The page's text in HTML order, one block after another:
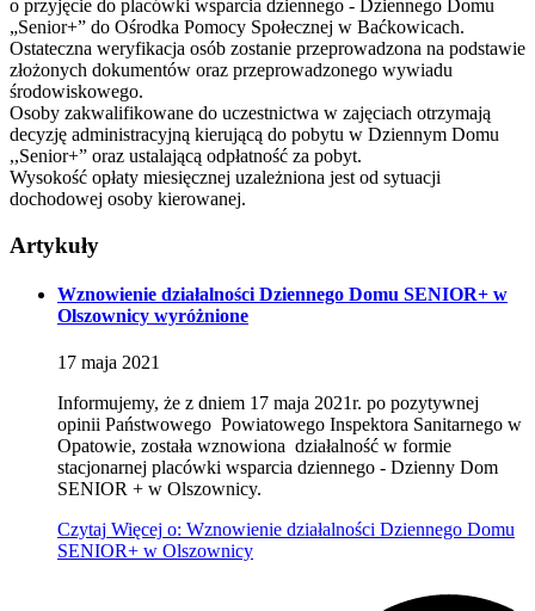
o przyjęcie do placówki wsparcia dziennego - Dziennego Domu
„Senior+” do Ośrodka Pomocy Społecznej w Baćkowicach.
Ostateczna weryfikacja osób zostanie przeprowadzona na podstawie
złożonych dokumentów oraz przeprowadzonego wywiadu
środowiskowego.
Osoby zakwalifikowane do uczestnictwa w zajęciach otrzymają
decyzję administracyjną kierującą do pobytu w Dziennym Domu
,,Senior+” oraz ustalającą odpłatność za pobyt.
Wysokość opłaty miesięcznej uzależniona jest od sytuacji
dochodowej osoby kierowanej.
Artykuły
Wznowienie działalności Dziennego Domu SENIOR+ w
Olszownicy wyróżnione
17 maja 2021
Informujemy, że z dniem 17 maja 2021r. po pozytywnej
opinii Państwowego Powiatowego Inspektora Sanitarnego w
Opatowie, została wznowiona działalność w formie
stacjonarnej placówki wsparcia dziennego - Dzienny Dom
SENIOR + w Olszownicy.
Czytaj Więcej o: Wznowienie działalności Dziennego Domu
SENIOR+ w Olszownicy